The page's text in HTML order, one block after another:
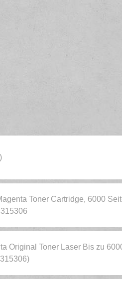
Toner Cartridge, 6000
Original Toner Laser Bis zu